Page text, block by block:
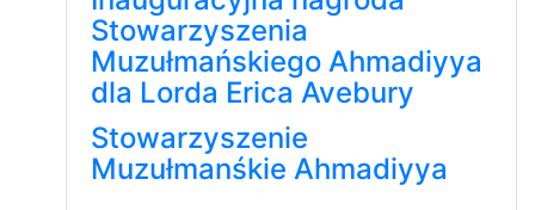
Stowarzyszenia
Muzułmańskiego Ahmadiyya
dla Lorda Erica Avebury
Stowarzyszenie
Muzułmanśkie Ahmadiyya